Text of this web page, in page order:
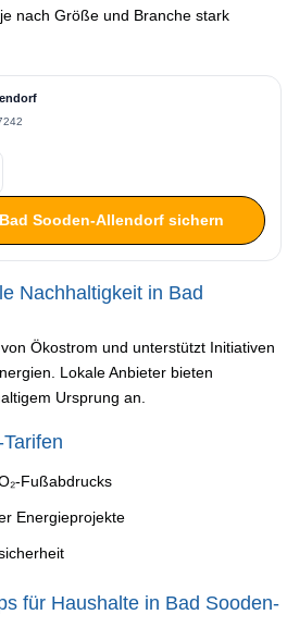
nach Größe und Branche stark
Sooden-Allendorf sichern
Nachhaltigkeit in Bad
Ökostrom und unterstützt Initiativen
Lokale Anbieter bieten
Ursprung an.
Fußabdrucks
Energieprojekte
für Haushalte in Bad Sooden-